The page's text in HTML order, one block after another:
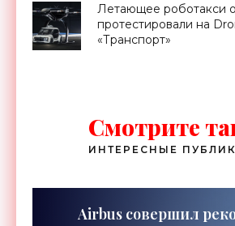
Летающее роботакси
протестировали на
«Транспорт»
Смотрите
ИНТЕРЕСНЫЕ
Airbus совершил